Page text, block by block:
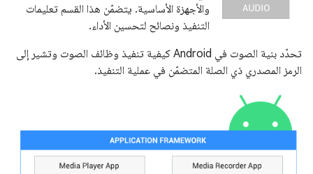
والأجهزة الأساسية. يتضمّن هذا القسم تعليمات
التنفيذ ونصائح لتحسين الأداء.
تحدّد بنية الصوت في Android كيفية تنفيذ وظائف الصوت وتشير إلى
الرمز المصدري ذي الصلة المتضمّن في عملية التنفيذ.